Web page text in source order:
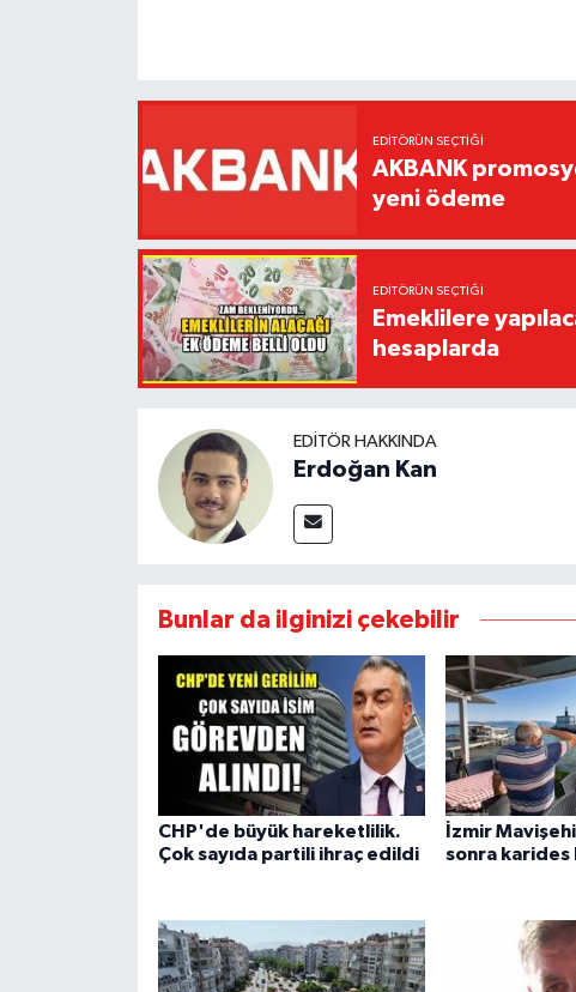
EDITÖRÜN SEÇTIĞI
AKBANK
yeni ödeme
EDITÖRÜN SEÇTIĞI
Emeklilere
hesaplarda
EDITÖR HAKKINDA
Erdoğan Kan
Bunlar da ilginizi çekebilir
CHP'de büyük hareketlilik.
Çok sayıda partili ihraç edildi
İzmir
sonra